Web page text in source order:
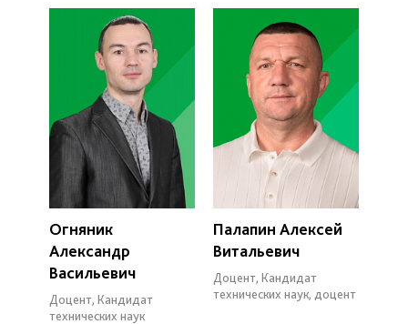
Огняник
Александр
Васильевич
Доцент, Кандидат
технических наук
Палапин Алексей
Витальевич
Доцент, Кандидат
технических наук, доцент